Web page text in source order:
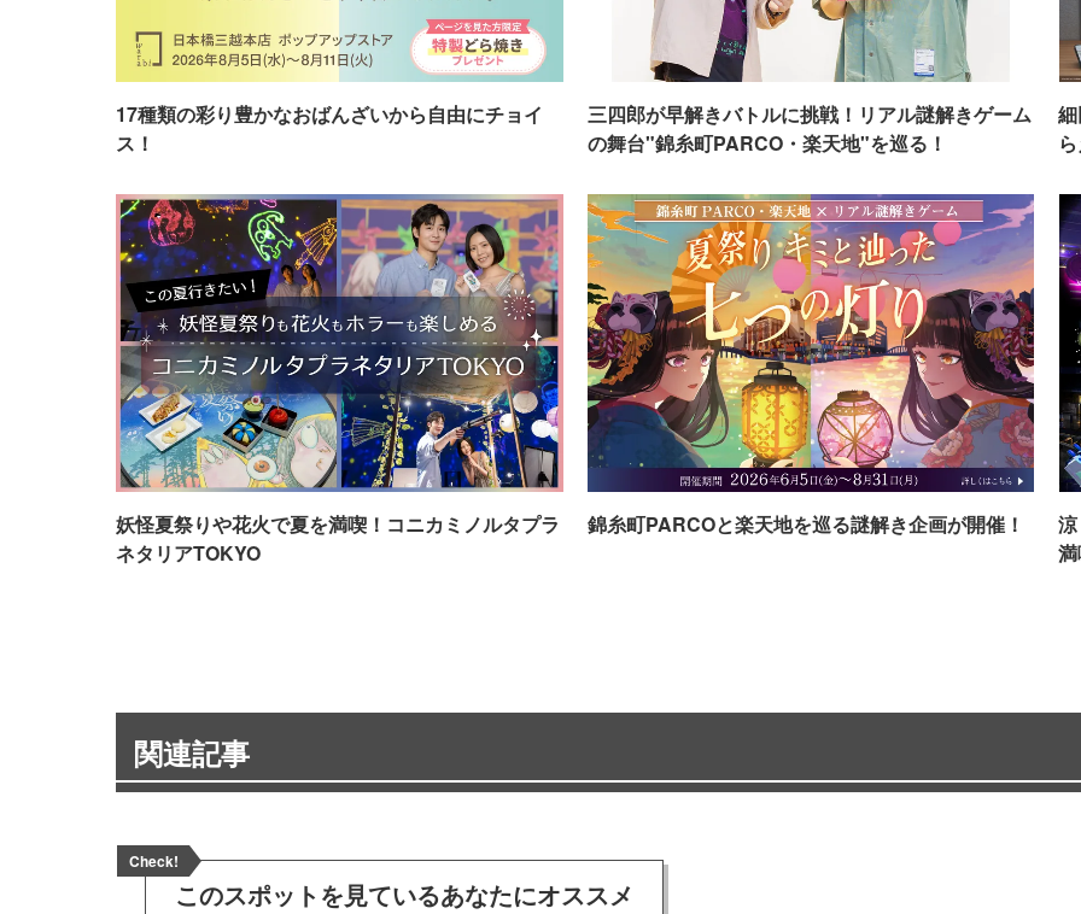
17種類の彩り豊かなおばんざいから自由にチョイ
ス！
三四郎が早解きバトルに挑戦！リアル謎解きゲーム
の舞台"錦糸町PARCO・楽天地"を巡る！
妖怪夏祭りや花火で夏を満喫！コニカミノルタプラ
ネタリアTOKYO
錦糸町PARCOと楽天地を巡る謎解き企画が開催！
関連記事
Check!
このスポットを見ているあなたにオススメ